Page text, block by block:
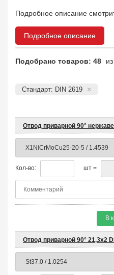
Седло 211
Днище 11832
Втулка для фланца
Подробное описание
Подробное описание
Подобрано товаров: 48
Стандарт: DIN 2619
Отвод приварной 90°
Кол-во: шт =
В
Отвод приварной 90° 21,3х2